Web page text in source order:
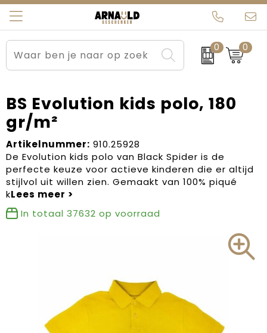
0 0
Relatiegeschenken
Sportkleding
Werkkleding
Kleding en textiel
Tassen
Beurs en Evenementen
Brievenbuspakketten
Carnaval
Dag van de Zorg
Kerstartikelen
Kerstpakketten
Verjaardagen
Arnauld Kerstpakketten
MijnEigenKadootje
Ons team
Contact
Blogs
BS Evolution kids polo, 180
gr/m²
Artikelnummer: 910.25928
De Evolution kids polo van Black Spider is de
perfecte keuze voor actieve kinderen die er altijd
stijlvol uit willen zien. Gemaakt van 100% piqué
k
In totaal 37632 op voorraad